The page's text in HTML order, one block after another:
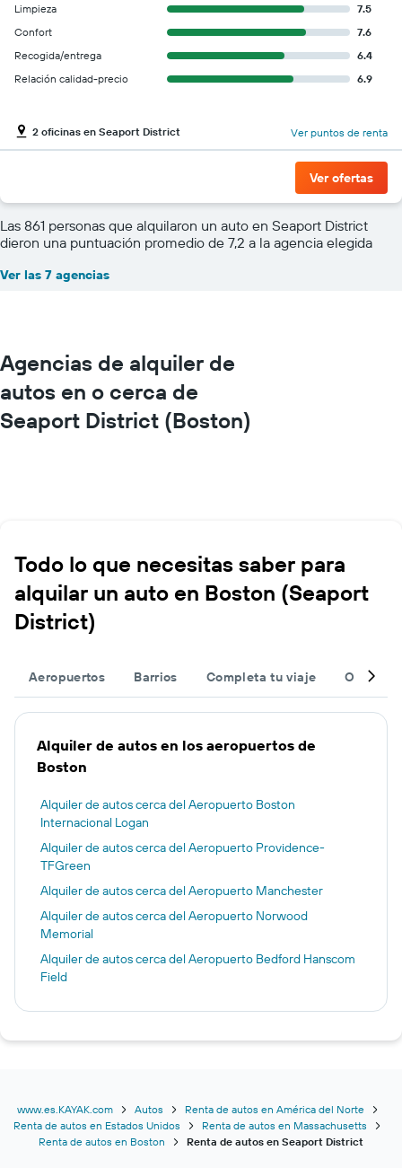
Limpieza
7.5
Confort
7.6
Recogida/entrega
6.4
Relación calidad-precio
6.9
2 oficinas en Seaport District Ver puntos de renta
Ver ofertas
Las 861 personas que alquilaron un auto en Seaport District
dieron una puntuación promedio de 7,2 a la agencia elegida
Ver las 7 agencias
Agencias de alquiler de
autos en o cerca de
Seaport District (Boston)
Todo lo que necesitas saber para
alquilar un auto en Boston (Seaport
District)
Aeropuertos Barrios Completa tu viaje Otros
Alquiler de autos en los aeropuertos de
Boston
Alquiler de autos cerca del Aeropuerto Boston
Internacional Logan
Alquiler de autos cerca del Aeropuerto Providence-
TFGreen
Alquiler de autos cerca del Aeropuerto Manchester
Alquiler de autos cerca del Aeropuerto Norwood
Memorial
Alquiler de autos cerca del Aeropuerto Bedford Hanscom
Field
www.es.KAYAK.com Autos
Renta de autos en América del Norte
Renta de autos en Estados Unidos
Renta de autos en Massachusetts
Renta de autos en Boston
Renta de autos en Seaport District